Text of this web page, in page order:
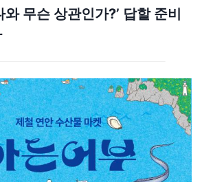
와 무슨 상관인가?’ 답할 준비